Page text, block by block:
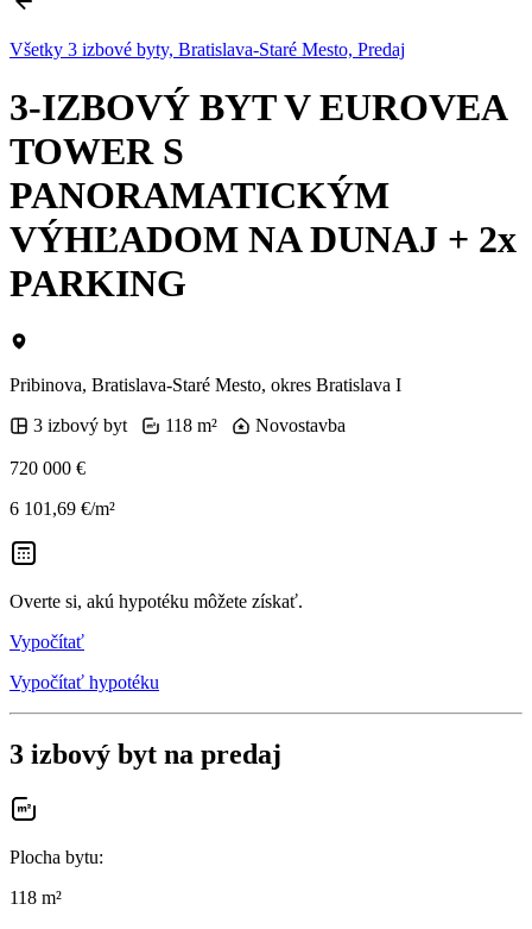
Všetky 3 izbové byty, Bratislava-Staré Mesto, Predaj
3-IZBOVÝ BYT V EUROVEA
TOWER S
PANORAMATICKÝM
VÝHĽADOM NA DUNAJ + 2x
PARKING
Pribinova, Bratislava-Staré Mesto, okres Bratislava I
3 izbový byt
118 m² Novostavba
720 000 €
6 101,69 €/m²
Overte si, akú hypotéku môžete získať.
Vypočítať
Vypočítať hypotéku
3 izbový byt na predaj
Plocha bytu:
118 m²